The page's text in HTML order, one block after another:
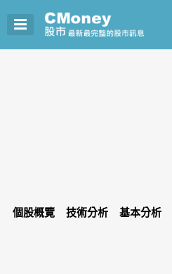
個股概覽 技術分析 基本分析